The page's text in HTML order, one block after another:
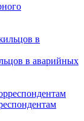
в аварийных